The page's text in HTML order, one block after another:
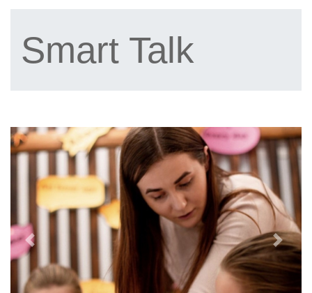
Smart Talk
Previous Next